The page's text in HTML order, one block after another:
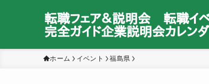
ホーム イベント 福島県